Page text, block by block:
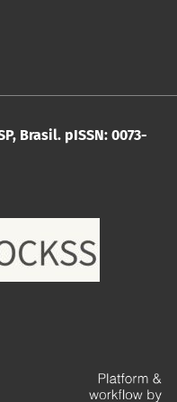
Brasil. pISSN: 0073-